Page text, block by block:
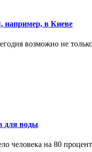
например, в Киеве
возможно не
для воды
человека на 80